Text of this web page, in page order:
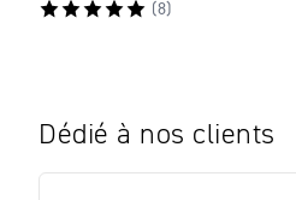
(8)
Dédié à nos clients